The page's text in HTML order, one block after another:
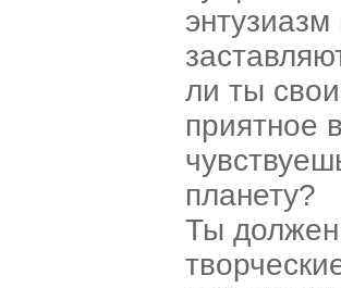
ли ты
приятное
планету?
Ты